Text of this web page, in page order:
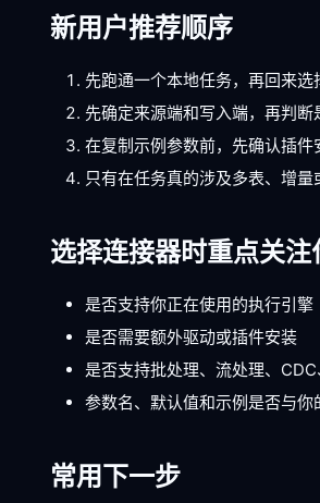
新用户推荐顺序
先跑通一个本地任务，再回来选
先确定来源端和写入端，再判
在复制示例参数前，先确认插
只有在任务真的涉及多表、增
选择连接器时重点关注
是否支持你正在使用的执行引擎
是否需要额外驱动或插件安装
是否支持批处理、流处理、
参数名、默认值和示例是否与
常用下一步